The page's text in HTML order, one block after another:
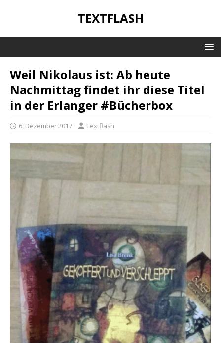
TEXTFLASH
Weil Nikolaus ist: Ab heute
Nachmittag findet ihr diese Titel
in der Erlanger #Bücherbox
6. Dezember 2017 Textflash